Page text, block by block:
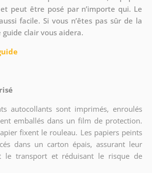
peut être posé par n’importe qui. Le
facile. Si vous n’êtes pas sûr de la
clair vous aidera.
autocollants sont imprimés, enroulés
emballés dans un film de protection.
fixent le rouleau. Les papiers peints
dans un carton épais, assurant leur
le transport et réduisant le risque de